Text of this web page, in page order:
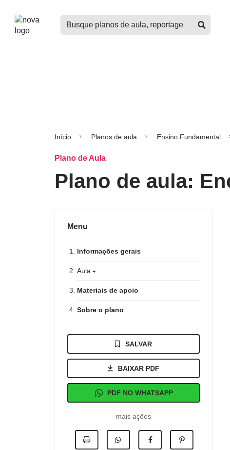
Buscar
planos
Início Planos de aula Ensino Fundamental
Plano de Aula
Plano de aula:
Menu
Informações gerais
Aula
Materiais de apoio
Sobre o plano
SALVAR
BAIXAR PDF
PDF NO WHATSAPP
mais ações